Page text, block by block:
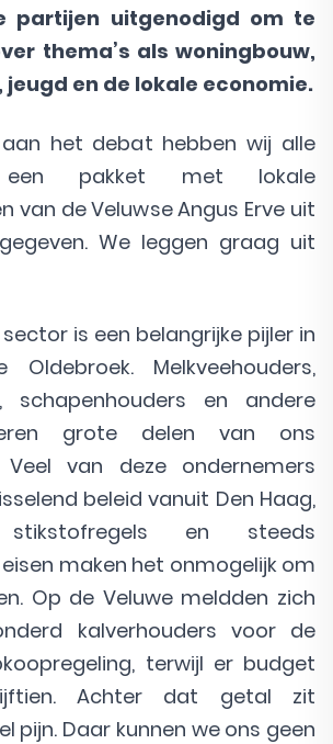
partijen uitgenodigd om te
thema’s als woningbouw,
en de lokale economie.
het debat hebben wij alle
een pakket met lokale
van de Veluwse Angus Erve uit
We leggen graag uit
is een belangrijke pijler in
Melkveehouders,
schapenhouders en andere
grote delen van ons
Veel van deze ondernemers
beleid vanuit Den Haag,
stikstofregels en steeds
maken het onmogelijk om
Op de Veluwe meldden zich
kalverhouders voor de
terwijl er budget
Achter dat getal zit
pijn. Daar kunnen we ons geen